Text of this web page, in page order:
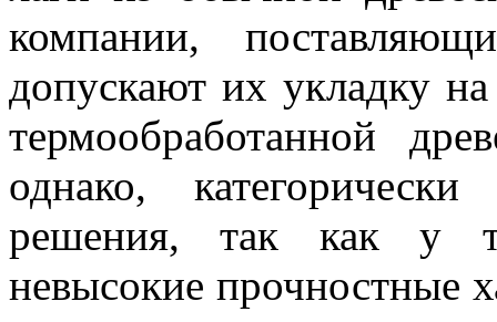
компании,
допускают их укладку
термообработанной
однако,
решения, так как у
невысокие прочностные